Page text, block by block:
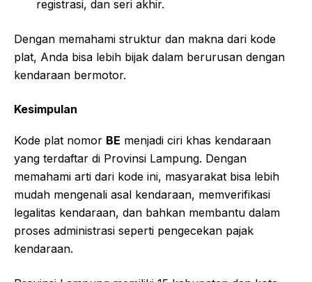
registrasi, dan seri akhir.
Dengan memahami struktur dan makna dari kode
plat, Anda bisa lebih bijak dalam berurusan dengan
kendaraan bermotor.
Kesimpulan
Kode plat nomor BE menjadi ciri khas kendaraan
yang terdaftar di Provinsi Lampung. Dengan
memahami arti dari kode ini, masyarakat bisa lebih
mudah mengenali asal kendaraan, memverifikasi
legalitas kendaraan, dan bahkan membantu dalam
proses administrasi seperti pengecekan pajak
kendaraan.